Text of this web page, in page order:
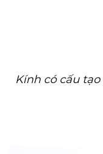
Kính có cấu